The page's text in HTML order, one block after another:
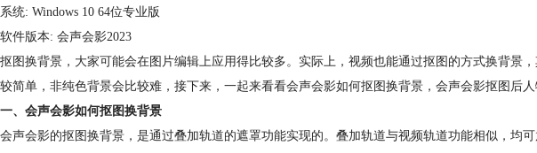
系统: Windows 10 64位专业版
软件版本: 会声会影2023
抠图换背景，大家可能会在图片编辑上应用得比较多。实际上，视频也能通过抠图的方式换背景
较简单，非纯色背景会比较难，接下来，一起来看看会声会影如何抠图换背景，会声会影抠图后人
一、会声会影如何抠图换背景
会声会影的抠图换背景，是通过叠加轨道的遮罩功能实现的。叠加轨道与视频轨道功能相似，均